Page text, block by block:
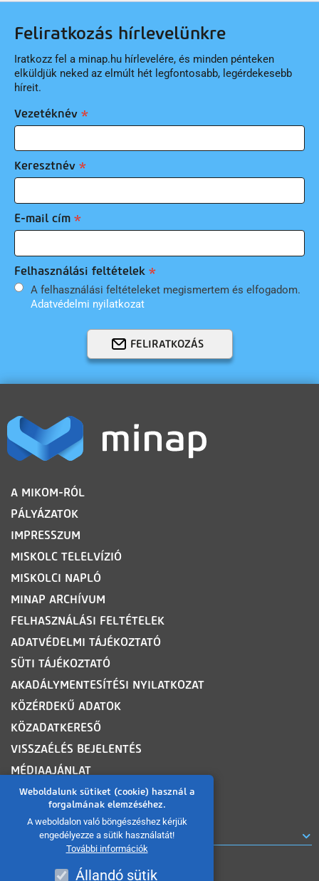
Weboldalunk sütiket (cookie) használ a
forgalmának elemzéséhez.
A weboldalon való böngészéshez kérjük
engedélyezze a sütik használatát!
További információk
Állandó sütik
Feliratkozás hírlevelünkre
Iratkozz fel a minap.hu hírlevelére, és minden pénteken
elküldjük neked az elmúlt hét legfontosabb, legérdekesebb
híreit.
Vezetéknév
Keresztnév
E-mail cím
Felhasználási feltételek
A felhasználási feltételeket megismertem és elfogadom.
Adatvédelmi nyilatkozat
FELIRATKOZÁS
LÁBLÉC
A MIKOM-RÓL
PÁLYÁZATOK
IMPRESSZUM
MISKOLC TELELVÍZIÓ
MISKOLCI NAPLÓ
MINAP ARCHÍVUM
FELHASZNÁLÁSI FELTÉTELEK
ADATVÉDELMI TÁJÉKOZTATÓ
SÜTI TÁJÉKOZTATÓ
AKADÁLYMENTESÍTÉSI NYILATKOZAT
KÖZÉRDEKŰ ADATOK
KÖZADATKERESŐ
VISSZAÉLÉS BEJELENTÉS
MÉDIAAJÁNLAT
OLDALTÉRKÉP
ROVATOK